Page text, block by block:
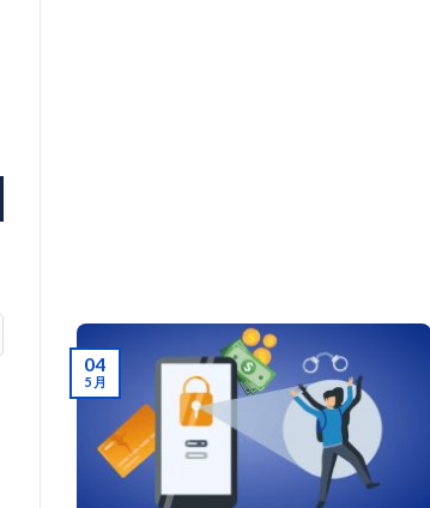
04
5 月